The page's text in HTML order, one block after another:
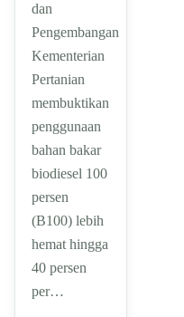
dan
Pengembangan
Kementerian
Pertanian
membuktikan
penggunaan
bahan bakar
biodiesel 100
persen
(B100) lebih
hemat hingga
40 persen
per…